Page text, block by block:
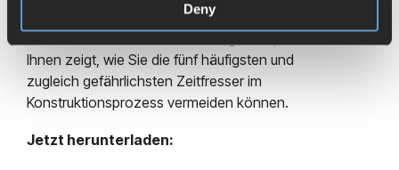
Deny
Um Sie dabei zu unterstützen, haben wir ein
kostenloses E-Book zusammengestellt, das
Ihnen zeigt, wie Sie die fünf häufigsten und
zugleich gefährlichsten Zeitfresser im
Konstruktionsprozess vermeiden können.
Jetzt herunterladen: